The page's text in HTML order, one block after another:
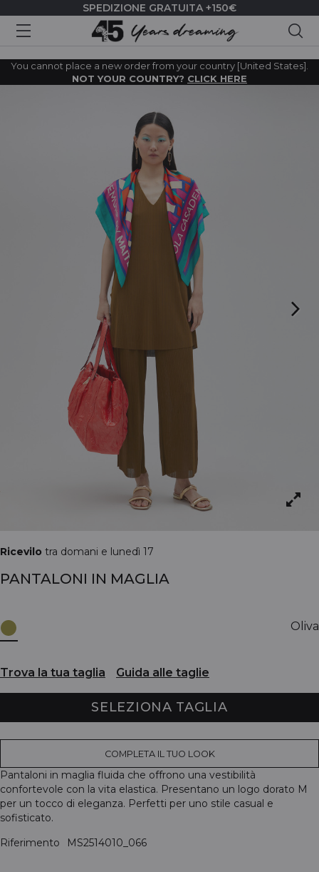
SPEDIZIONE GRATUITA +150€
You cannot place a new order from your country [United States].
NOT YOUR COUNTRY? CLICK HERE
Ricevilo tra domani e lunedì 17
PANTALONI IN MAGLIA
Oliva
Trova la tua taglia Guida alle taglie
SELEZIONA TAGLIA
COMPLETA IL TUO LOOK
Pantaloni in maglia fluida che offrono una vestibilità
confortevole con la vita elastica. Presentano un logo dorato M
per un tocco di eleganza. Perfetti per uno stile casual e
sofisticato.
Riferimento
MS2514010_066